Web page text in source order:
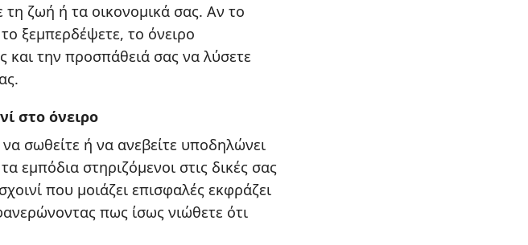
τη ζωή ή τα οικονομικά σας. Αν το
ξεμπερδέψετε, το όνειρο
και την προσπάθειά σας να λύσετε
στο όνειρο
σωθείτε ή να ανεβείτε υποδηλώνει
εμπόδια στηριζόμενοι στις δικές σας
που μοιάζει επισφαλές εκφράζει
πως ίσως νιώθετε ότι